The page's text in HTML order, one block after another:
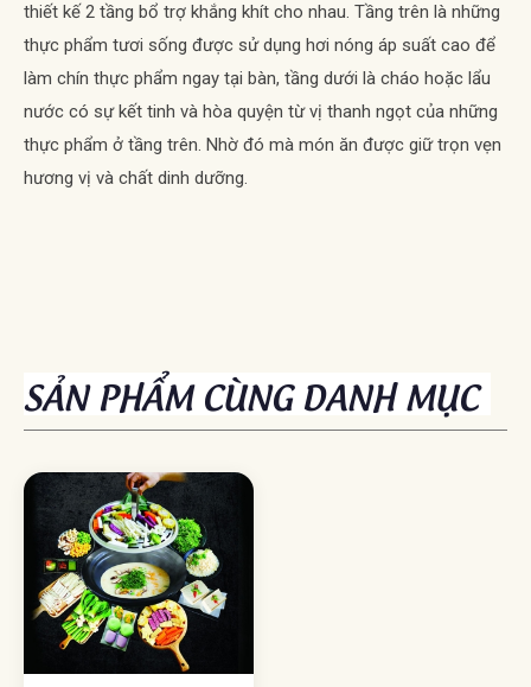
thiết kế 2 tầng bổ trợ khắng khít cho nhau. Tầng trên là những
thực phẩm tươi sống được sử dụng hơi nóng áp suất cao để
làm chín thực phẩm ngay tại bàn, tầng dưới là cháo hoặc lẩu
nước có sự kết tinh và hòa quyện từ vị thanh ngọt của những
thực phẩm ở tầng trên. Nhờ đó mà món ăn được giữ trọn vẹn
hương vị và chất dinh dưỡng.
SẢN PHẨM CÙNG DANH MỤC